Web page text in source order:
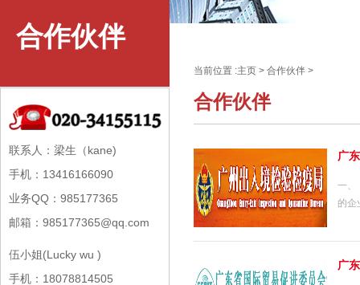
合作伙伴
联系人：梁生（kane)
手机：13416166090
业务QQ：985177365
邮箱：985177365@qq.com
伍小姐(Lucky wu )
手机：18078814505
当前位置 :主页 > 合作伙伴 >
合作伙伴
广
一、
的企
广